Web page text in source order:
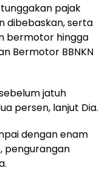
pajak
dibebaskan, serta
bermotor hingga
Bermotor BBNKN
jatuh
persen, lanjut Dia.
dengan enam
pengurangan